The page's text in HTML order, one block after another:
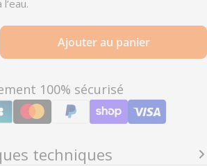
pour 704408 - Kit chapeau
la quantité pour 704408
Ajouter au panier
100% sécurisé
Modes
de
paiement
techniques